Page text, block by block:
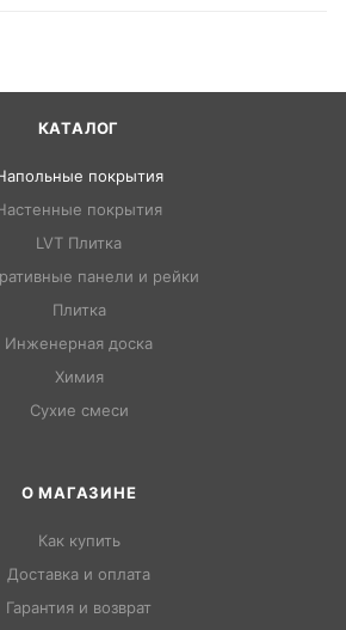
КАТАЛОГ
покрытия
покрытия
LVT Плитка
панели и рейки
Плитка
Инженерная доска
Химия
Сухие смеси
О МАГАЗИНЕ
Как купить
Доставка и оплата
Гарантия и возврат